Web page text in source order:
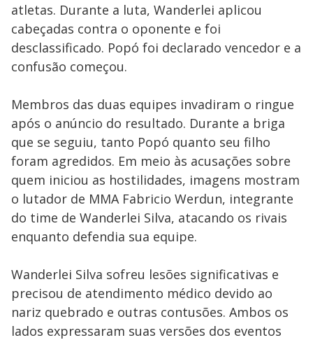
atletas. Durante a luta, Wanderlei aplicou
cabeçadas contra o oponente e foi
desclassificado. Popó foi declarado vencedor e a
confusão começou.
Membros das duas equipes invadiram o ringue
após o anúncio do resultado. Durante a briga
que se seguiu, tanto Popó quanto seu filho
foram agredidos. Em meio às acusações sobre
quem iniciou as hostilidades, imagens mostram
o lutador de MMA Fabricio Werdun, integrante
do time de Wanderlei Silva, atacando os rivais
enquanto defendia sua equipe.
Wanderlei Silva sofreu lesões significativas e
precisou de atendimento médico devido ao
nariz quebrado e outras contusões. Ambos os
lados expressaram suas versões dos eventos